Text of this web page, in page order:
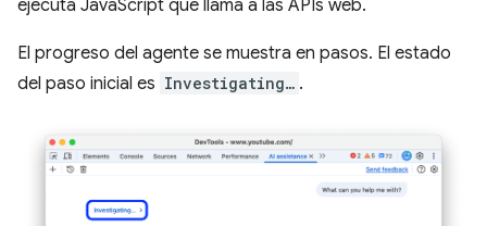
ejecuta JavaScript que llama a las APIs web.
El progreso del agente se muestra en pasos. El estado
del paso inicial es Investigating… .